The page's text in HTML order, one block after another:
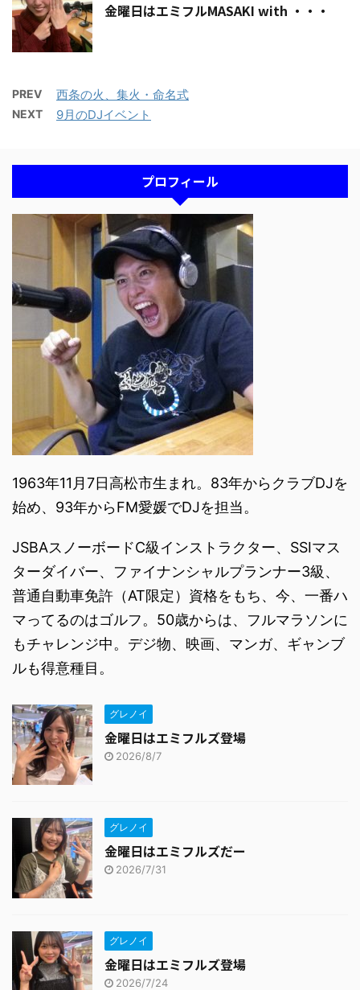
金曜日はエミフルMASAKI with ・・・
PREV 西条の火、集火・命名式
NEXT 9月のDJイベント
プロフィール
1963年11月7日高松市生まれ。83年からクラブDJを
始め、93年からFM愛媛でDJを担当。
JSBAスノーボードC級インストラクター、SSIマス
ターダイバー、ファイナンシャルプランナー3級、
普通自動車免許（AT限定）資格をもち、今、一番ハ
マってるのはゴルフ。50歳からは、フルマラソンに
もチャレンジ中。デジ物、映画、マンガ、ギャンブ
ルも得意種目。
グレノイ
金曜日はエミフルズ登場
2026/8/7
グレノイ
金曜日はエミフルズだー
2026/7/31
グレノイ
金曜日はエミフルズ登場
2026/7/24